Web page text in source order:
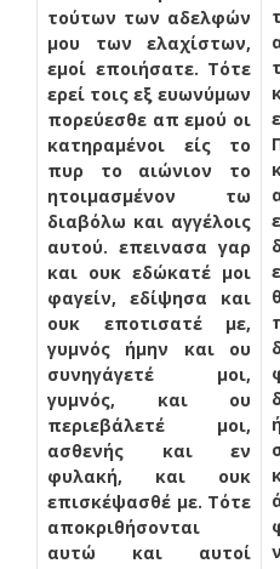
τούτων των αδελφών
μου των ελαχίστων,
εμοί εποιήσατε. Τότε
ερεί τοις εξ ευωνύμων
πορεύεσθε απ εμού οι
κατηραμένοι είς το
πυρ το αιώνιον το
ητοιμασμένον τω
διαβόλω και αγγέλοις
αυτού. επεινασα γαρ
και ουκ εδώκατέ μοι
φαγείν, εδίψησα και
ουκ εποτισατέ με,
γυμνός ήμην και ου
συνηγάγετέ μοι,
γυμνός, και ου
περιεβάλετέ μοι,
ασθενής και εν
φυλακή, και ουκ
επισκέψασθέ με. Τότε
αποκριθήσονται
αυτώ και αυτοί